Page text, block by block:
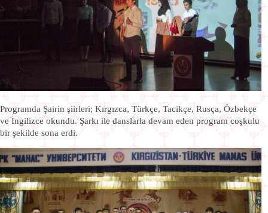
Programda Şairin şiirleri; Kırgızca, Türkçe, Tacikçe, Rusça, Özbekçe
ve İngilizce okundu. Şarkı ile danslarla devam eden program coşkulu
bir şekilde sona erdi.